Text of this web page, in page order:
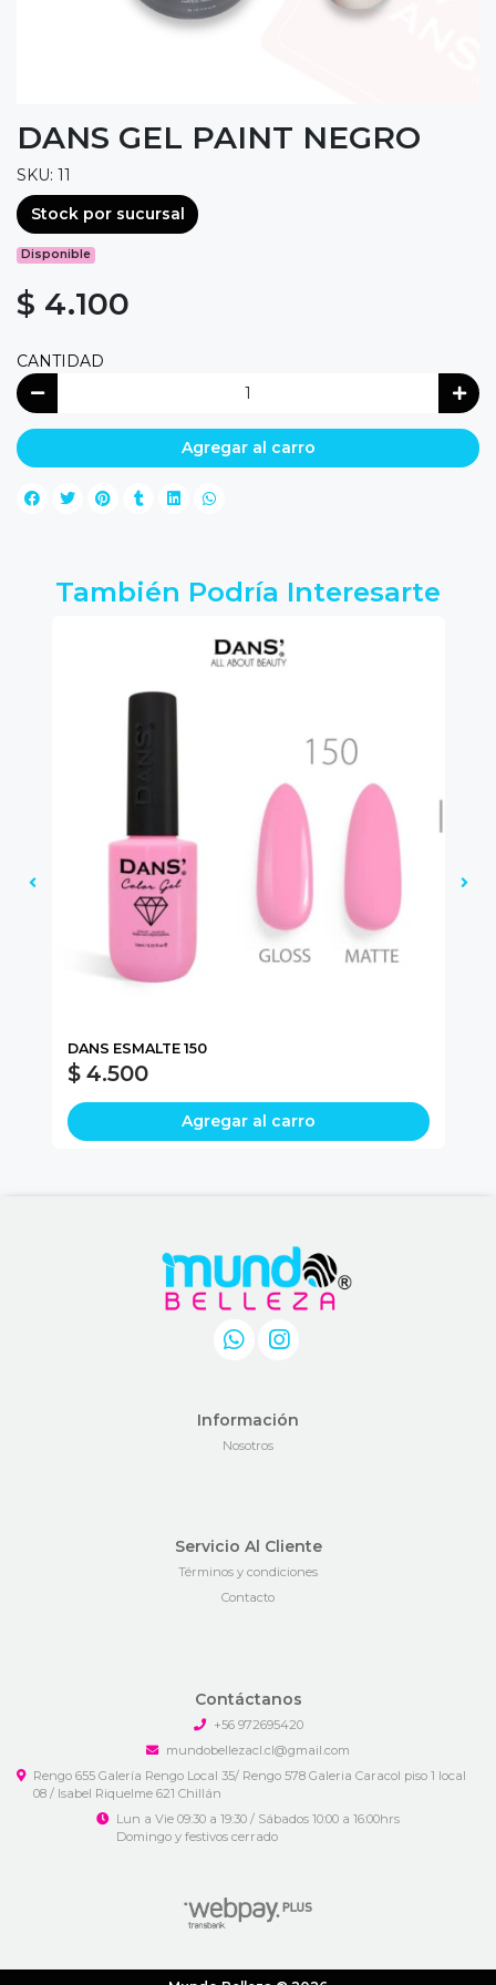
DANS GEL PAINT NEGRO
SKU: 11
Stock por sucursal
Disponible
$ 4.100
CANTIDAD
Agregar al carro
También Podría Interesarte
DANS ESMALTE 150
$ 4.500
Agregar al carro
Información
Nosotros
Servicio Al Cliente
Términos y condiciones
Contacto
Contáctanos
+56 972695420
mundobellezacl.cl@gmail.com
Rengo 655 Galería Rengo Local 35/ Rengo 578 Galeria Caracol piso 1 local
08 / Isabel Riquelme 621 Chillán
Lun a Vie 09:30 a 19:30 / Sábados 10:00 a 16:00hrs
Domingo y festivos cerrado